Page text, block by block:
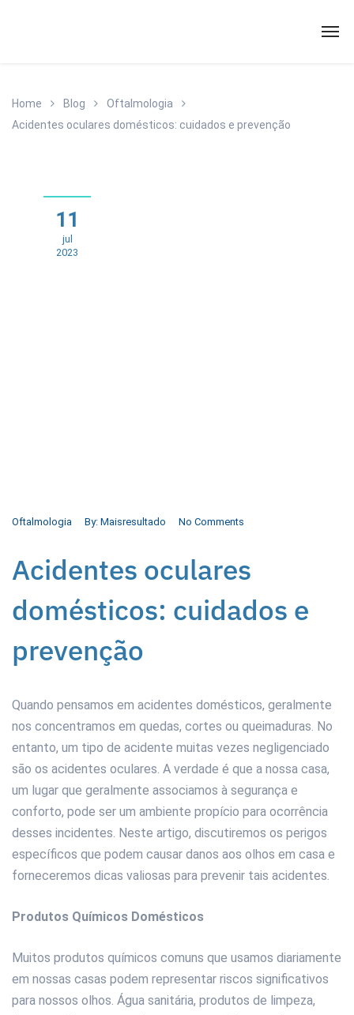
Home Blog
Oftalmologia
Acidentes oculares domésticos: cuidados e prevenção
11
jul
2023
Oftalmologia By: Maisresultado No Comments
Acidentes oculares
domésticos: cuidados e
prevenção
Quando pensamos em acidentes domésticos, geralmente
nos concentramos em quedas, cortes ou queimaduras. No
entanto, um tipo de acidente muitas vezes negligenciado
são os acidentes oculares. A verdade é que a nossa casa,
um lugar que geralmente associamos à segurança e
conforto, pode ser um ambiente propício para ocorrência
desses incidentes. Neste artigo, discutiremos os perigos
específicos que podem causar danos aos olhos em casa e
forneceremos dicas valiosas para prevenir tais acidentes.
Produtos Químicos Domésticos
Muitos produtos químicos comuns que usamos diariamente
em nossas casas podem representar riscos significativos
para nossos olhos. Água sanitária, produtos de limpeza,